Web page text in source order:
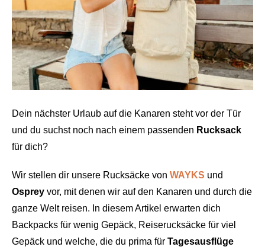
Dein nächster Urlaub auf die Kanaren steht vor der Tür
und du suchst noch nach einem passenden Rucksack
für dich?
Wir stellen dir unsere Rucksäcke von WAYKS und
Osprey vor, mit denen wir auf den Kanaren und durch die
ganze Welt reisen. In diesem Artikel erwarten dich
Backpacks für wenig Gepäck, Reiserucksäcke für viel
Gepäck und welche, die du prima für Tagesausflüge